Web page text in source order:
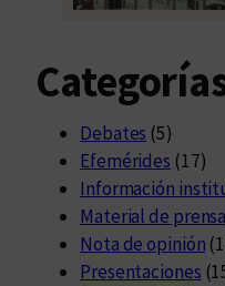
Debates (5)
Efemérides (17)
Información
Material de prensa
Nota de opinión
Presentaciones